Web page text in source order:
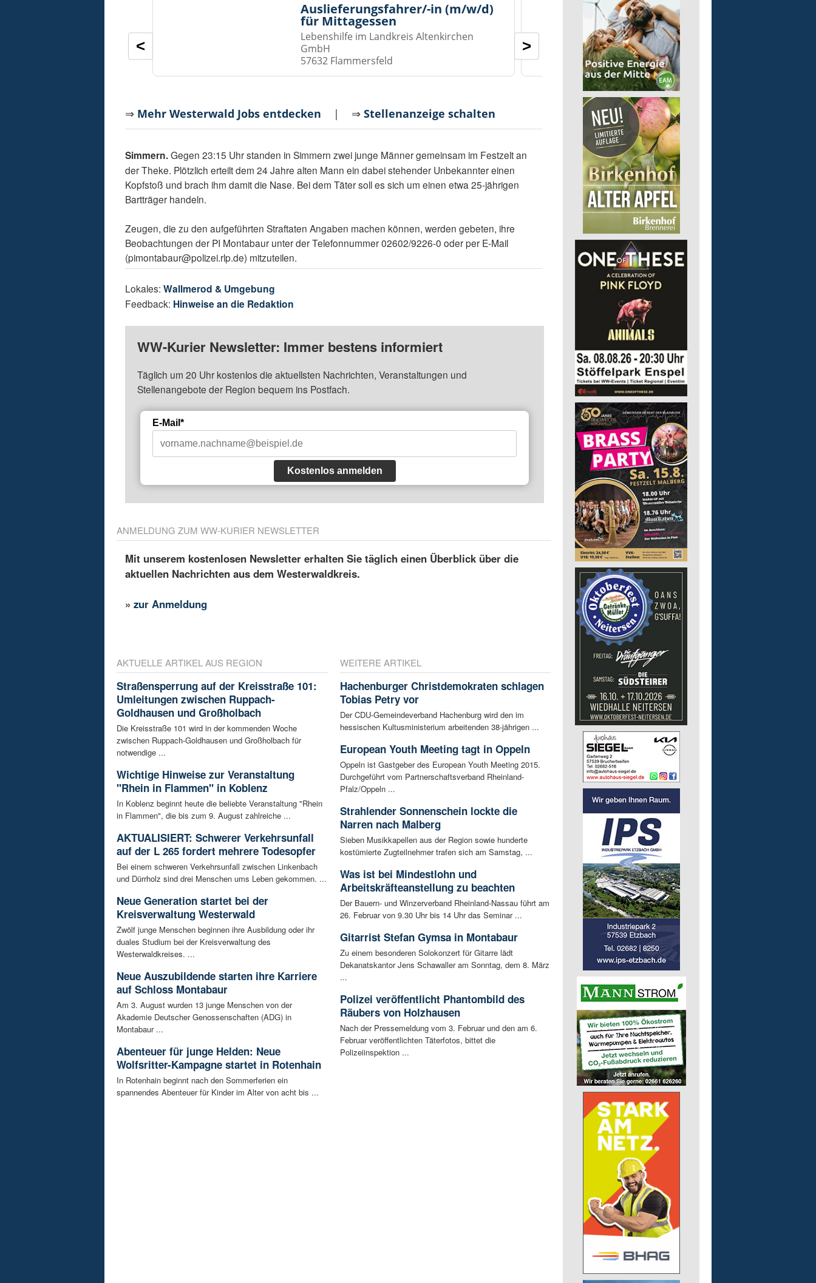
Auslieferungsfahrer/-in (m/w/d)
für Mittagessen
Lebenshilfe im Landkreis Altenkirchen
GmbH
57632 Flammersfeld
pädagogische
in Vollzeit
Lebenshilfe im Landkreis
GmbH
57518 Alsdorf
< >
⇒ Mehr Westerwald Jobs entdecken | ⇒Stellenanzeige schalten
Simmern.Gegen 23:15 Uhr standen in Simmern zwei junge Männer gemeinsam im Festzelt an
der Theke. Plötzlich erteilt dem 24 Jahre alten Mann ein dabei stehender Unbekannter einen
Kopfstoß und brach ihm damit die Nase. Bei dem Täter soll es sich um einen etwa 25-jährigen
Bartträger handeln.
Zeugen, die zu den aufgeführten Straftaten Angaben machen können, werden gebeten, ihre
Beobachtungen der PI Montabaur unter der Telefonnummer 02602/9226-0 oder per E-Mail
(pimontabaur@polizei.rlp.de) mitzuteilen.
Lokales:Wallmerod & Umgebung
Feedback: Hinweise an die Redaktion
WW-Kurier Newsletter: Immer bestens informiert
Täglich um 20 Uhr kostenlos die aktuellsten Nachrichten, Veranstaltungen und
Stellenangebote der Region bequem ins Postfach.
E-Mail*
Kostenlos anmelden
ANMELDUNG ZUM WW-KURIER NEWSLETTER
Mit unserem kostenlosen Newsletter erhalten Sie täglich einen Überblick über die
aktuellen Nachrichten aus dem Westerwaldkreis.
»zur Anmeldung
AKTUELLE ARTIKEL AUS REGION
Straßensperrung auf der Kreisstraße 101:
Umleitungen zwischen Ruppach-
Goldhausen und Großholbach
Die Kreisstraße 101 wird in der kommenden Woche
zwischen Ruppach-Goldhausen und Großholbach für
notwendige ...
Wichtige Hinweise zur Veranstaltung
"Rhein in Flammen" in Koblenz
In Koblenz beginnt heute die beliebte Veranstaltung "Rhein
in Flammen", die bis zum 9. August zahlreiche ...
AKTUALISIERT: Schwerer Verkehrsunfall
auf der L 265 fordert mehrere Todesopfer
Bei einem schweren Verkehrsunfall zwischen Linkenbach
und Dürrholz sind drei Menschen ums Leben gekommen. ...
Neue Generation startet bei der
Kreisverwaltung Westerwald
Zwölf junge Menschen beginnen ihre Ausbildung oder ihr
duales Studium bei der Kreisverwaltung des
Westerwaldkreises. ...
Neue Auszubildende starten ihre Karriere
auf Schloss Montabaur
Am 3. August wurden 13 junge Menschen von der
Akademie Deutscher Genossenschaften (ADG) in
Montabaur ...
Abenteuer für junge Helden: Neue
Wolfsritter-Kampagne startet in Rotenhain
In Rotenhain beginnt nach den Sommerferien ein
spannendes Abenteuer für Kinder im Alter von acht bis ...
WEITERE ARTIKEL
Hachenburger Christdemokraten schlagen
Tobias Petry vor
Der CDU-Gemeindeverband Hachenburg wird den im
hessischen Kultusministerium arbeitenden 38-jährigen ...
European Youth Meeting tagt in Oppeln
Oppeln ist Gastgeber des European Youth Meeting 2015.
Durchgeführt vom Partnerschaftsverband Rheinland-
Pfalz/Oppeln ...
Strahlender Sonnenschein lockte die
Narren nach Malberg
Sieben Musikkapellen aus der Region sowie hunderte
kostümierte Zugteilnehmer trafen sich am Samstag, ...
Was ist bei Mindestlohn und
Arbeitskräfteanstellung zu beachten
Der Bauern- und Winzerverband Rheinland-Nassau führt am
26. Februar von 9.30 Uhr bis 14 Uhr das Seminar ...
Gitarrist Stefan Gymsa in Montabaur
Zu einem besonderen Solokonzert für Gitarre lädt
Dekanatskantor Jens Schawaller am Sonntag, dem 8. März
...
Polizei veröffentlicht Phantombild des
Räubers von Holzhausen
Nach der Pressemeldung vom 3. Februar und den am 6.
Februar veröffentlichten Täterfotos, bittet die
Polizeiinspektion ...